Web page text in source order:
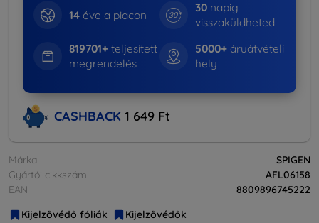
14éve a piacon
30 napig
visszaküldheted
819701+teljesített
megrendelés
5000+ áruátvételi
hely
CASHBACK 1 649 Ft
Márka
SPIGEN
Gyártói cikkszám
AFL06158
EAN
8809896745222
Kijelzővédő fóliák
Kijelzővédők